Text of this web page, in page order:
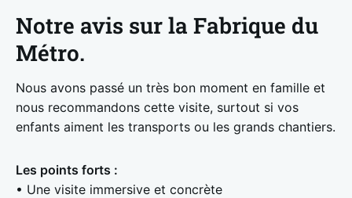
Notre avis sur la Fabrique du
Métro.
Nous avons passé un très bon moment en famille et
nous recommandons cette visite, surtout si vos
enfants aiment les transports ou les grands chantiers.
Les points forts :
• Une visite immersive et concrète